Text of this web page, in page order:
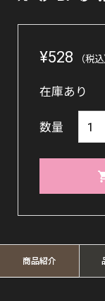
¥528 （税込
在庫あり
数量
お
肌
あ
わ
商品紹介